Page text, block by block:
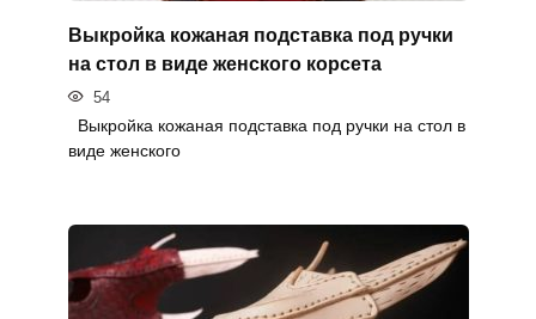
Выкройка кожаная подставка под ручки
на стол в виде женского корсета
54
Выкройка кожаная подставка под ручки на стол в
виде женского